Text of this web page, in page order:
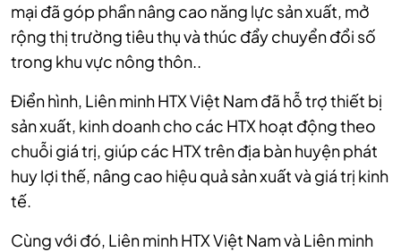
mại đã góp phần nâng cao năng lực sản xuất, mở
rộng thị trường tiêu thụ và thúc đẩy chuyển đổi số
trong khu vực nông thôn.​.
Điển hình, Liên minh HTX Việt Nam đã hỗ trợ thiết bị
sản xuất, kinh doanh cho các HTX hoạt động theo
chuỗi giá trị, giúp các HTX trên địa bàn huyện phát
huy lợi thế, nâng cao hiệu quả sản xuất và giá trị kinh
tế.
Cùng với đó, Liên minh HTX Việt Nam và Liên minh